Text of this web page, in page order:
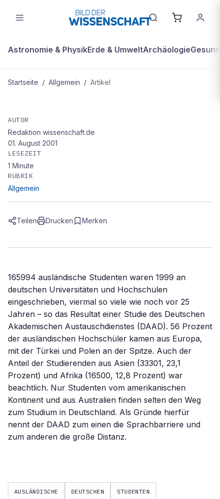
Astronomie & PhysikErde & UmweltArchäologie
Startseite / Allgemein / Artikel
Immer mehr ausländische Studenten
AUTOR
Redaktion wissenschaft.de
01. August 2001
LESEZEIT
1 Minute
RUBRIK
Allgemein
Teilen Drucken Merken
165994 ausländische Studenten waren 1999 an
deutschen Universitäten und Hochschulen
eingeschrieben, viermal so viele wie noch vor 25
Jahren – so das Resultat einer Studie des Deutschen
Akademischen Austauschdienstes (DAAD). 56 Prozent
der ausländischen Hochschüler kamen aus Europa,
mit der Türkei und Polen an der Spitze. Auch der
Anteil der Studierenden aus Asien (33301, 23,1
Prozent) und Afrika (16500, 12,8 Prozent) war
beachtlich. Nur Studenten vom amerikanischen
Kontinent und aus Australien finden selten den Weg
zum Studium in Deutschland. Als Gründe hierfür
nennt der DAAD zum einen die Sprachbarriere und
zum anderen die große Distanz.
AUSLÄNDISCHE DEUTSCHEN STUDENTEN